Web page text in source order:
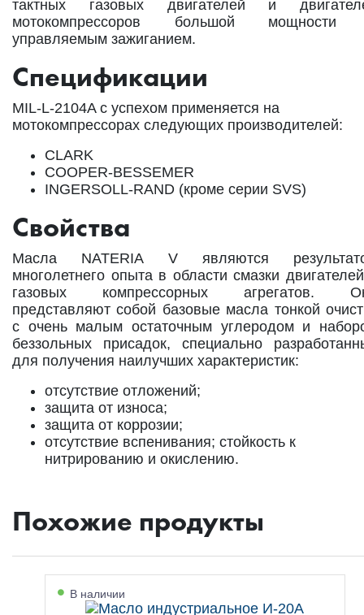
тактных газовых двигателей и
мотокомпрессоров большой
управляемым зажиганием.
Спецификации
MIL-L-2104A с успехом применяется на
мотокомпрессорах следующих производителей:
CLARK
COOPER-BESSEMER
INGERSOLL-RAND (кроме серии SVS)
Свойства
Масла NATERIA V являются
многолетнего опыта в области смазки
газовых компрессорных агрегатов.
представляют собой базовые масла тонкой
с очень малым остаточным углеродом и
беззольных присадок, специально
для получения наилучших характеристик:
отсутствие отложений;
защита от износа;
защита от коррозии;
отсутствие вспенивания; стойкость к
нитрированию и окислению.
Похожие продукты
В наличии